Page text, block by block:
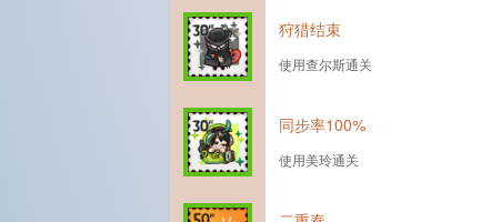
狩猎结束
使用查尔斯通关
同步率100%
使用美玲通关